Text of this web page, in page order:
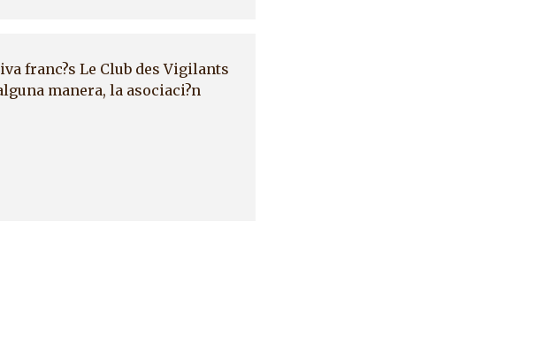
franc?s Le Club des Vigilants
manera, la asociaci?n